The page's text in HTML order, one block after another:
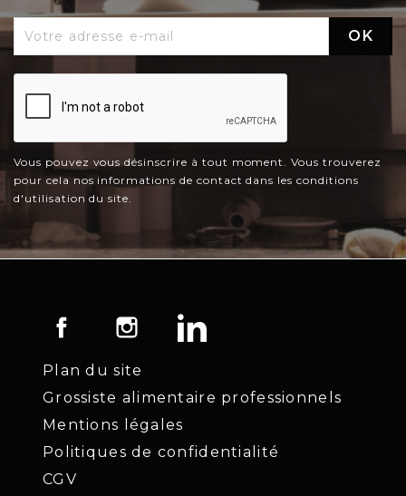
Vous pouvez vous désinscrire à tout moment. Vous trouverez
pour cela nos informations de contact dans les conditions
d'utilisation du site.
Facebook Instagram
Plan du site
Grossiste alimentaire professionnels
Mentions légales
Politiques de confidentialité
CGV